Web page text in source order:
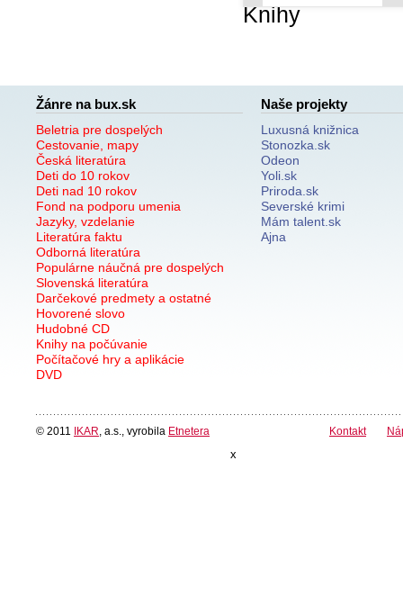
Knihy
Žánre na bux.sk
Beletria pre dospelých
Cestovanie, mapy
Česká literatúra
Deti do 10 rokov
Deti nad 10 rokov
Fond na podporu umenia
Jazyky, vzdelanie
Literatúra faktu
Odborná literatúra
Populárne náučná pre dospelých
Slovenská literatúra
Darčekové predmety a ostatné
Hovorené slovo
Hudobné CD
Knihy na počúvanie
Počítačové hry a aplikácie
DVD
Naše projekty
Luxusná knižnica
Stonozka.sk
Odeon
Yoli.sk
Priroda.sk
Severské krimi
Mám talent.sk
Ajna
© 2011 IKAR , a.s., vyrobila Etnetera Kontakt
x